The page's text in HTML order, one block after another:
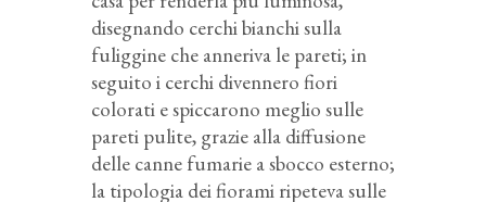
disegnando cerchi bianchi sulla
fuliggine che anneriva le pareti; in
seguito i cerchi divennero fiori
colorati e spiccarono meglio sulle
pareti pulite, grazie alla diffusione
delle canne fumarie a sbocco esterno;
la tipologia dei fiorami ripeteva sulle